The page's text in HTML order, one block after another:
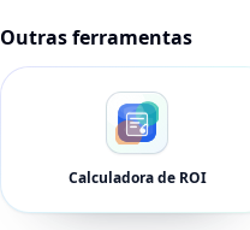
Outras ferramentas
Calculadora de ROI